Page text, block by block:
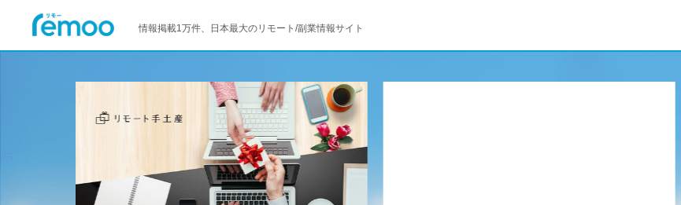
情報掲載1万件、日本最大のリモート/副業情報サイト